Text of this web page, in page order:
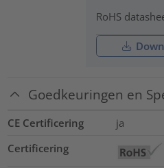
RoHS
Goedkeuringen en
CE Certificering
ja
Certificering